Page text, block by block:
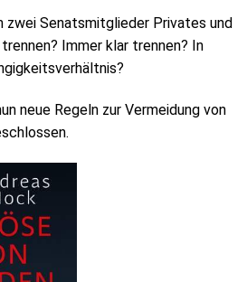
zwei Senatsmitglieder Privates und
Immer klar trennen? In
neue Regeln zur Vermeidung von